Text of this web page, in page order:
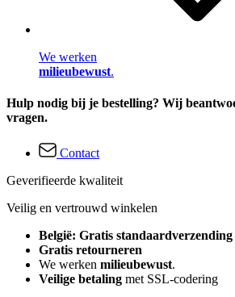
We werken
milieubewust.
Hulp nodig bij je bestelling? Wij
vragen.
Contact
Geverifieerde kwaliteit
Veilig en vertrouwd winkelen
België: Gratis standaardverzending
Gratis retourneren
We werken milieubewust.
Veilige betaling met SSL-codering